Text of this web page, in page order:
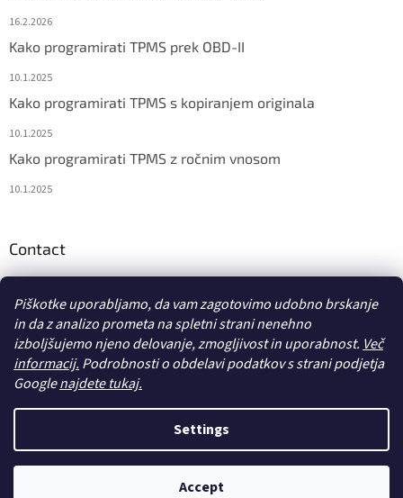
Piškotke uporabljamo, da vam zagotovimo udobno brskanje
in da z analizo prometa na spletni strani nenehno
izboljšujemo njeno delovanje, zmogljivost in uporabnost. Več
informacij. Podrobnosti o obdelavi podatkov s strani podjetja
Googlenajdete tukaj.
Settings
Accept
16.2.2026
Kako programirati TPMS prek OBD-II
10.1.2025
Kako programirati TPMS s kopiranjem originala
10.1.2025
Kako programirati TPMS z ročnim vnosom
10.1.2025
Contact
Avtorske pravice 2026diagstore.si. Vse pravice pridržane.Uredi
nastavitve piškotkov